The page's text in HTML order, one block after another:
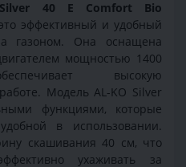
Silver 40 E Comfort Bio
эффективный и удобный
газоном. Она оснащена
мощностью 1400
высокую
Модель AL-KO Silver
функциями, которые
в использовании.
скашивания 40 см, что
ухаживать за